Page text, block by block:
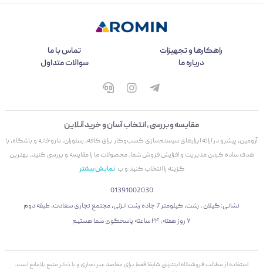
راهکارها و تجهیزات
تماس با ما
درباره ما
سوالات متداول
مقایسه و بررسی ، انتخاب آسان و خرید آنلاین
آرومین، پیشرو در ارائه ابزارهای سیستم‌سازی کسب‌وکار برای کافه، رستوران، داروخانه و باشگاه، با
هدف ساده کردن مدیریت و افزایش فروش شما. محصولات ما را مقایسه و بررسی کنید، بهترین
گزینه را انتخاب کنید و ب نمایش بیشتر
01391002030
نشانی: گیلان ، رشت، کیلومتر 7 جاده رشت انزلی، مجتمع تجاری سعادت، طبقه دوم
۷ روز هفته، ۲۴ ساعته پاسخگوی شما هستیم
استفاده از مطالب فروشگاه اینترنتی شاپفا فقط برای مقاصد غیر تجاری و با ذکر منبع بلامانع است.